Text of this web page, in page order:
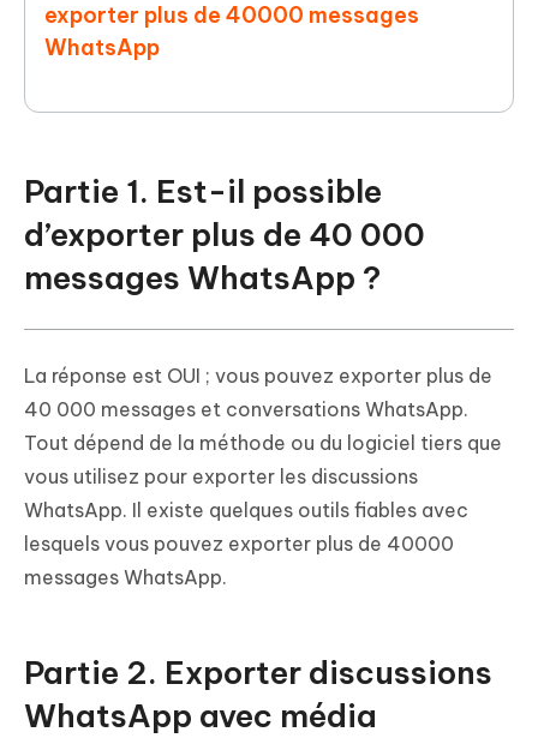
exporter plus de 40000 messages
WhatsApp
Partie 1. Est-il possible
d’exporter plus de 40 000
messages WhatsApp ?
La réponse est OUI ; vous pouvez exporter plus de
40 000 messages et conversations WhatsApp.
Tout dépend de la méthode ou du logiciel tiers que
vous utilisez pour exporter les discussions
WhatsApp. Il existe quelques outils fiables avec
lesquels vous pouvez exporter plus de 40000
messages WhatsApp.
Partie 2. Exporter discussions
WhatsApp avec média